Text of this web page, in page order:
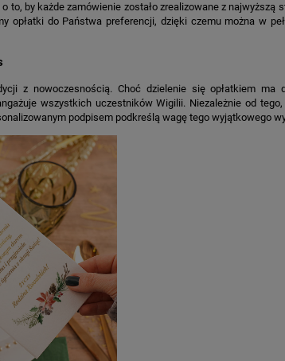
to, by każde zamówienie zostało zrealizowane z najwyższą
opłatki do Państwa preferencji, dzięki czemu można w
z nowoczesnością. Choć dzielenie się opłatkiem ma
wszystkich uczestników Wigilii. Niezależnie od
podpisem podkreślą wagę tego wyjątkowego